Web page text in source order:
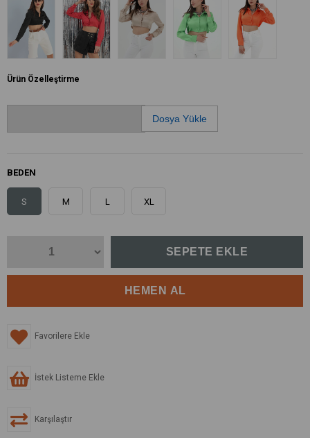
Ürün Özelleştirme
Dosya Yükle
BEDEN
S M L XL
Favorilere Ekle
İstek Listeme Ekle
Karşılaştır